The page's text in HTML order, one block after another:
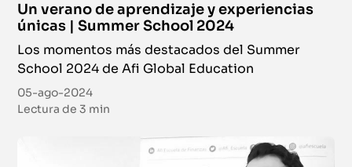
Un verano de aprendizaje y experiencias
únicas | Summer School 2024
Los momentos más destacados del Summer
School 2024 de Afi Global Education
05-ago-2024
Lectura de3 min